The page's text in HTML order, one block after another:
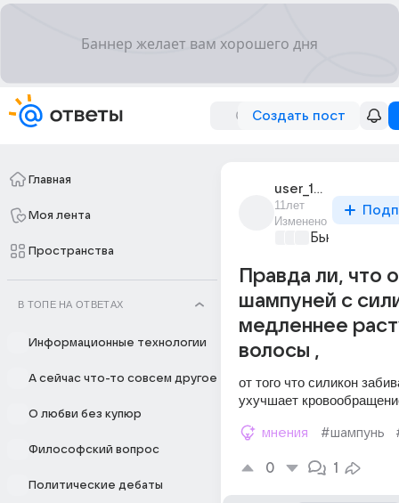
Создать пост
Главная
Моя лента
Пространства
В ТОПЕ НА ОТВЕТАХ
Информационные технологии
А сейчас что-то совсем другое
О любви без купюр
Философский вопрос
Политические дебаты
user_190795463
11лет
Изменено
Бьютилэнд
Правда ли, что
шампуней с
медленнее
волосы ,
от того что силикон
ухучшает
мнения #шампунь
0 1